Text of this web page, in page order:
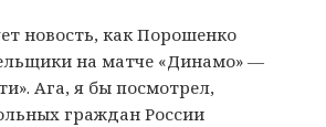
новость, как Порошенко
на матче «Динамо» —
Ага, я бы посмотрел,
граждан России